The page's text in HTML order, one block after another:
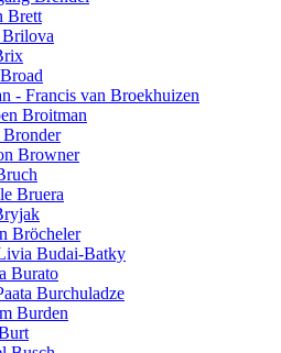
Brett
- Francis van Broekhuizen
Broitman
Bronder
Browner
Bruera
Bröcheler
Budai-Batky
Burato
Burchuladze
Burden